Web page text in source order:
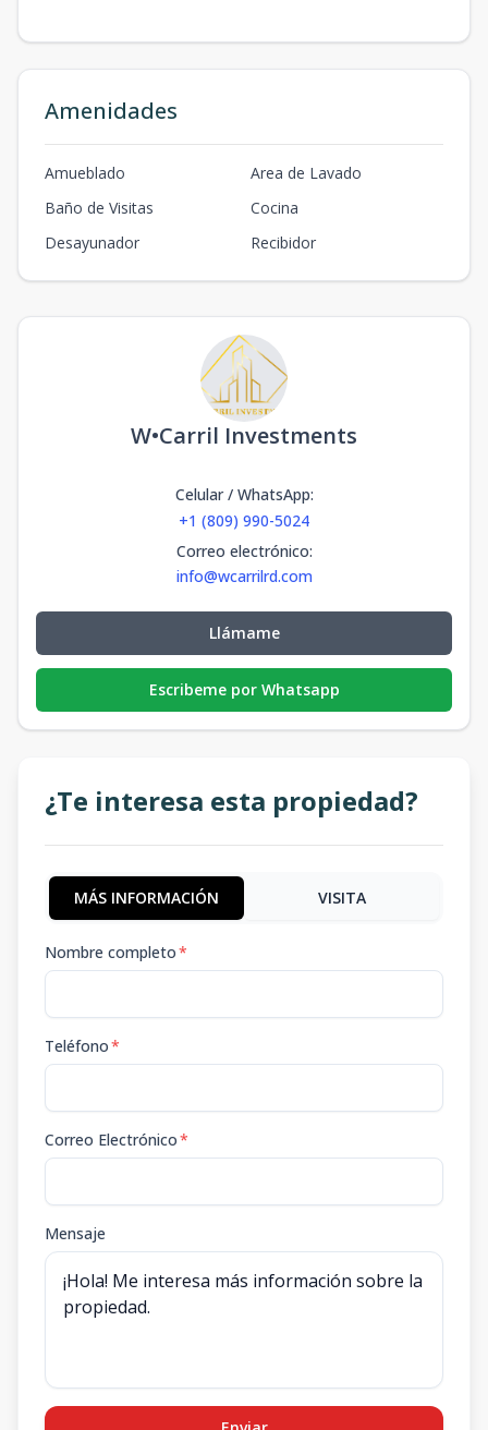
Amenidades
Amueblado
Area de Lavado
Baño de Visitas
Cocina
Desayunador
Recibidor
W•Carril Investments
Celular / WhatsApp:
+1 (809) 990-5024
Correo electrónico:
info@wcarrilrd.com
Llámame
Escribeme por Whatsapp
¿Te interesa esta propiedad?
MÁS INFORMACIÓN VISITA
Nombre completo*
Teléfono*
Correo Electrónico*
Mensaje